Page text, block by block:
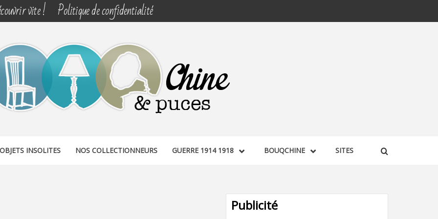
vite ! Politique de confidentialité
PUCES
OBJETS INSOLITES NOS COLLECTIONNEURS GUERRE 1914 1918 BOUQCHINE SITES
Publicité